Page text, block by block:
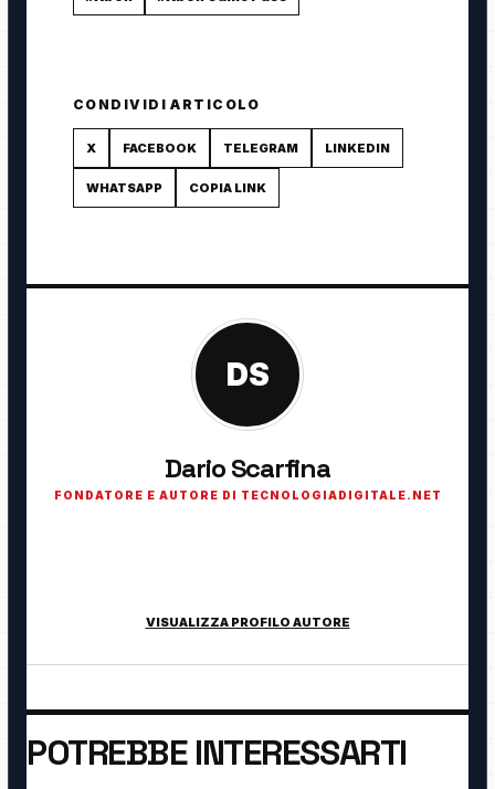
CONDIVIDI ARTICOLO
X FACEBOOK TELEGRAM LINKEDIN
WHATSAPP COPIA LINK
DS
Dario Scarfina
FONDATORE E AUTORE DI TECNOLOGIADIGITALE.NET
VISUALIZZA PROFILO AUTORE
POTREBBE INTERESSARTI